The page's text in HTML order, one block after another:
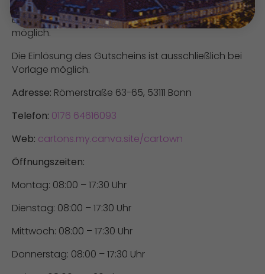
jedoch gegen Aufpreis hinzugebucht werden.
Die Montage von Runflat-Reifen ist gegen Aufpreis
möglich.
Die Einlösung des Gutscheins ist ausschließlich bei
Vorlage möglich.
Adresse: Römerstraße 63-65, 53111 Bonn
Telefon: 0176 64616093
Web: cartons.my.canva.site/cartown
Öffnungszeiten:
Montag: 08:00 – 17:30 Uhr
Dienstag: 08:00 – 17:30 Uhr
Mittwoch: 08:00 – 17:30 Uhr
Donnerstag: 08:00 – 17:30 Uhr